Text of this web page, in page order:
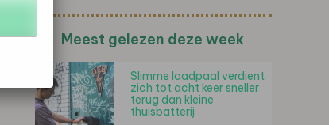
Meest gelezen deze week
Slimme laadpaal verdient
zich tot acht keer sneller
terug dan kleine
thuisbatterij